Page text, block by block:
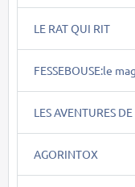
LE RAT QUI RIT
FESSEBOUSE:le
LES AVENTURES
AGORINTOX